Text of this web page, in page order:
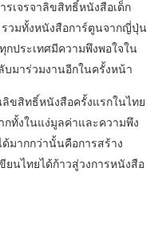
รเจรจาลิขสิทธิ์หนังสือเด็ก
วมทั้งหนังสือการ์ตูนจากญี่ปุ่น
ประเทศมีความพึงพอใจใน
มาร่วมงานอีกในครั้งหน้า
ลิขสิทธิ์หนังสือครั้งแรกในไทย
กทั้งในแง่มูลค่าและความพึง
มากกว่านั้นคือการสร้าง
ยนไทยได้ก้าวสู่วงการหนังสือ